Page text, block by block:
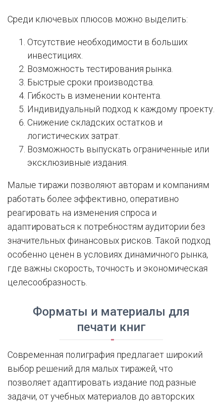
Среди ключевых плюсов можно выделить:
Отсутствие необходимости в больших
инвестициях.
Возможность тестирования рынка.
Быстрые сроки производства.
Гибкость в изменении контента.
Индивидуальный подход к каждому проекту.
Снижение складских остатков и
логистических затрат.
Возможность выпускать ограниченные или
эксклюзивные издания.
Малые тиражи позволяют авторам и компаниям
работать более эффективно, оперативно
реагировать на изменения спроса и
адаптироваться к потребностям аудитории без
значительных финансовых рисков. Такой подход
особенно ценен в условиях динамичного рынка,
где важны скорость, точность и экономическая
целесообразность.
Форматы и материалы для
печати книг
Современная полиграфия предлагает широкий
выбор решений для малых тиражей, что
позволяет адаптировать издание под разные
задачи, от учебных материалов до авторских